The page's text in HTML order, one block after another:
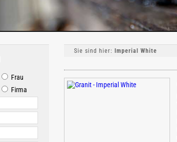
Frau
Firma
Sie sind hier: Imperial White